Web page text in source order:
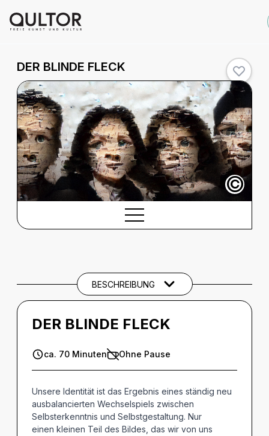
DER BLINDE FLECK
©
THEMEN UND SCHLAGWÖRTER
BESCHREIBUNG
DER BLINDE FLECK
ca. 70 Minuten Ohne Pause
Unsere Identität ist das Ergebnis eines ständig neu
ausbalancierten Wechselspiels zwischen
Selbsterkenntnis und Selbstgestaltung. Nur
einen kleinen Teil des Bildes, das wir von uns